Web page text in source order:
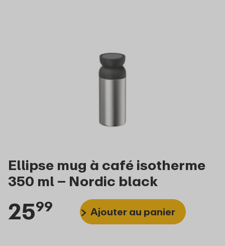
Ellipse mug à café isotherme
350 ml – Nordic black
2599 Ajouter au panier